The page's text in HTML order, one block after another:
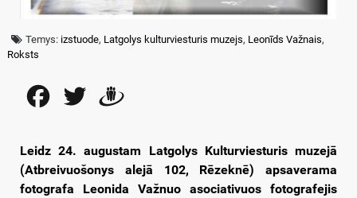
Temys: izstuode, Latgolys kulturviesturis muzejs, Leonīds Važnais,
Roksts
FacebookTwitter
Leidz 24. augustam Latgolys Kulturviesturis muzejā
(Atbreivuošonys alejā 102, Rēzeknē) apsaverama
fotografa Leonida Važnuo asociativuos fotografejis